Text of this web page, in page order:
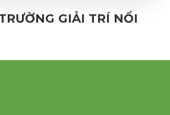
2023
GIẢI TRÍ NỔI